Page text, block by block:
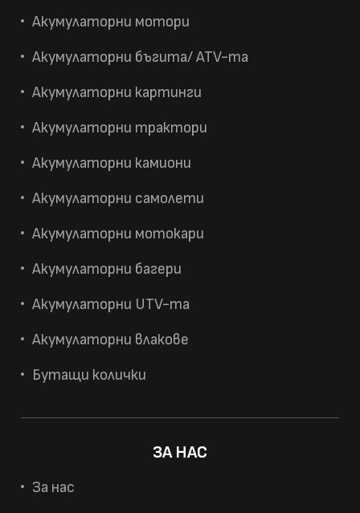
Акумулаторни мотори
Акумулаторни бъгита/ ATV-та
Акумулаторни картинги
Акумулаторни трактори
Акумулаторни камиони
Акумулаторни самолети
Акумулаторни мотокари
Акумулаторни багери
Акумулаторни UTV-та
Акумулаторни влакове
Бутащи колички
ЗА НАС
За нас